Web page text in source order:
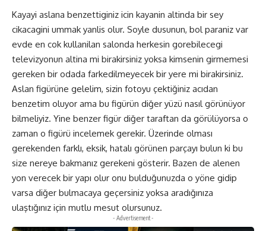
Kayayi aslana benzettiginiz icin kayanin altinda bir sey
cikacagini ummak yanlis olur. Soyle dusunun, bol paraniz var
evde en cok kullanilan salonda herkesin gorebilecegi
televizyonun altina mi birakirsiniz yoksa kimsenin girmemesi
gereken bir odada farkedilmeyecek bir yere mi birakirsiniz.
Aslan figürüne gelelim, sizin fotoyu çektiğiniz acıdan
benzetim oluyor ama bu figürün diğer yüzü nasıl görünüyor
bilmeliyiz. Yine benzer figür diğer taraftan da görülüyorsa o
zaman o figürü incelemek gerekir. Üzerinde olması
gerekenden farklı, eksik, hatalı görünen parçayı bulun ki bu
size nereye bakmanız gerekeni gösterir. Bazen de alenen
yon verecek bir yapı olur onu bulduğunuzda o yöne gidip
varsa diğer bulmacaya geçersiniz yoksa aradığınıza
ulaştığınız için mutlu mesut olursunuz.
- Advertisement -